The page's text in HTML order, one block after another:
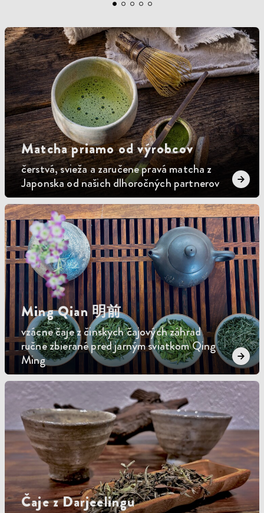
Matcha priamo od výrobcov
čerstvá, svieža a zaručene pravá matcha z
Japonska od našich dlhoročných partnerov
Ming Qian 明前
vzácne čaje z činskych čajových záhrad
ručne zbierané pred jarným sviatkom Qing
Ming
Čaje z Darjeelingu